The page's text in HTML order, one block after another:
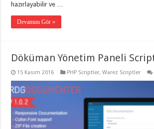
hazırlayabilir ve …
Devamını Gör »
Döküman Yönetim Paneli
15 Kasım 2016 PHP Scriptler,Warez Scriptler